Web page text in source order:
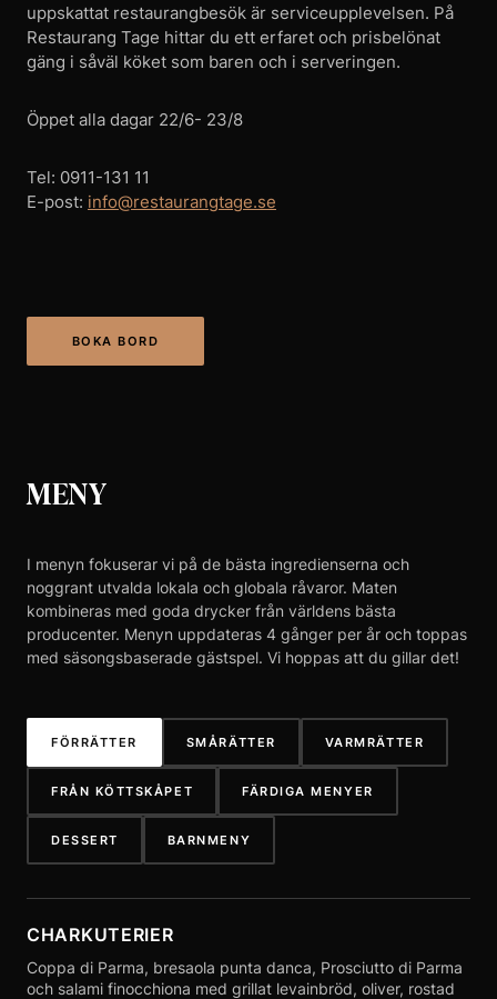
uppskattat restaurangbesök är serviceupplevelsen. På
Restaurang Tage hittar du ett erfaret och prisbelönat
gäng i såväl köket som baren och i serveringen.
Öppet alla dagar 22/6- 23/8
Tel: 0911-131 11
E-post: info@restaurangtage.se
BOKA BORD
MENY
I menyn fokuserar vi på de bästa ingredienserna och
noggrant utvalda lokala och globala råvaror. Maten
kombineras med goda drycker från världens bästa
producenter. Menyn uppdateras 4 gånger per år och toppas
med säsongsbaserade gästspel. Vi hoppas att du gillar det!
FÖRRÄTTER SMÅRÄTTER VARMRÄTTER
FRÅN KÖTTSKÅPET FÄRDIGA MENYER
DESSERT BARNMENY
CHARKUTERIER
Coppa di Parma, bresaola punta danca, Prosciutto di Parma
och salami finocchiona med grillat levainbröd, oliver, rostad